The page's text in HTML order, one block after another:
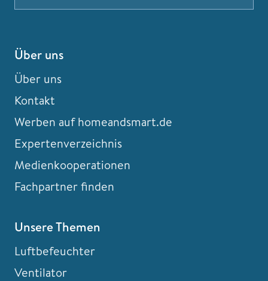
Über uns
Über uns
Kontakt
Werben auf homeandsmart.de
Expertenverzeichnis
Medienkooperationen
Fachpartner finden
Unsere Themen
Luftbefeuchter
Ventilator